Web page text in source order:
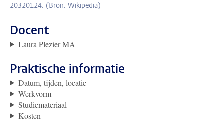
20320124. (Bron: Wikipedia)
Docent
Laura Plezier MA
Praktische informatie
Datum, tijden, locatie
Werkvorm
Studiemateriaal
Kosten